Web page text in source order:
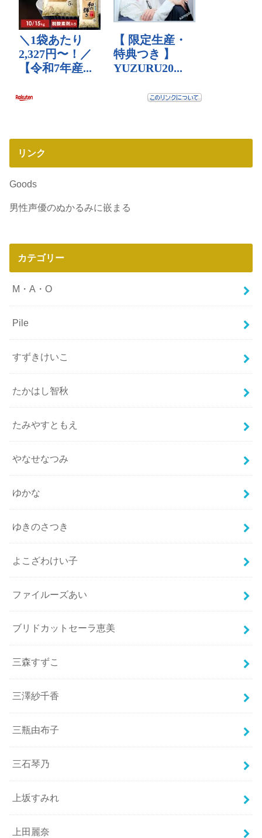
リンク
Goods
男性声優のぬかるみに嵌まる
カテゴリー
M・A・O
Pile
すずきけいこ
たかはし智秋
たみやすともえ
やなせなつみ
ゆかな
ゆきのさつき
よこざわけい子
ファイルーズあい
ブリドカットセーラ恵美
三森すずこ
三澤紗千香
三瓶由布子
三石琴乃
上坂すみれ
上田麗奈